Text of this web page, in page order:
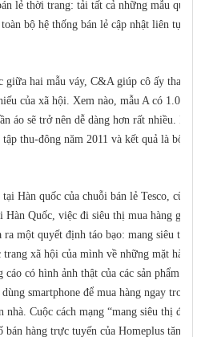
lẻ thời trang: tải tất cả những mẫu quần
bộ hệ thống bán lẻ cập nhật liên tục
giữa hai mẫu váy, C&A giúp cô ấy tham
của xã hội. Xem nào, mẫu A có 1.000
áo sẽ trở nên dễ dàng hơn rất nhiều.
thu-đông năm 2011 và kết quả là bộ
Hàn quốc của chuỗi bán lẻ Tesco, cũng
Hàn Quốc, việc đi siêu thị mua hàng gia
một quyết định táo bạo: mang siêu thị
trang xã hội của mình về những mặt hàng
có hình ảnh thật của các sản phẩm đó
smartphone để mua hàng ngay trong
nhà. Cuộc cách mạng “mang siêu thị
bán hàng trực tuyến của Homeplus tăng